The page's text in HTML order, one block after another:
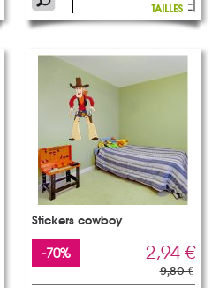
Stickers cowboy
-70% 2,94 €
9,80 €